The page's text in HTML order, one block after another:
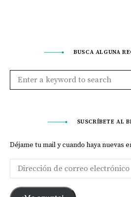
BUSCA ALGUNA
SUSCRÍBETE AL
Déjame tu mail y cuando haya nuevas